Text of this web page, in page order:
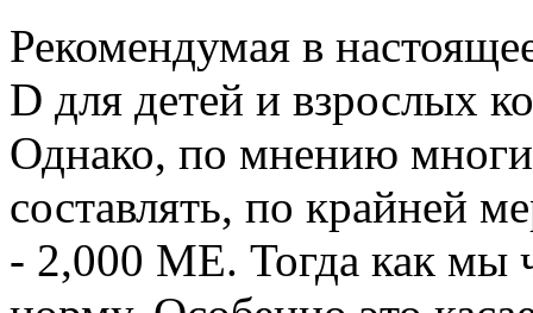
Рекомендумая в
D для детей и взрослых
Однако, по мнению
составлять, по крайней
- 2,000 МЕ. Тогда как мы